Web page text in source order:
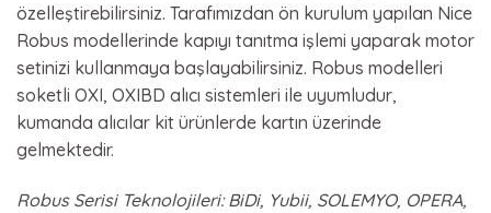
özelleştirebilirsiniz. Tarafımızdan ön kurulum yapılan Nice
Robus modellerinde kapıyı tanıtma işlemi yaparak motor
setinizi kullanmaya başlayabilirsiniz. Robus modelleri
soketli OXI, OXIBD alıcı sistemleri ile uyumludur,
kumanda alıcılar kit ürünlerde kartın üzerinde
gelmektedir.
Robus Serisi Teknolojileri: BiDi, Yubii, SOLEMYO, OPERA,